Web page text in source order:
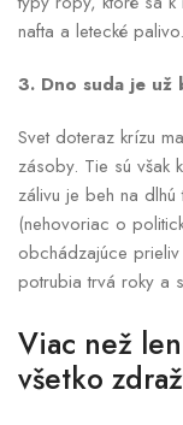
nafta a letecké palivo.
3. Dno suda je už
Svet doteraz krízu
zásoby. Tie sú však
zálivu je beh na
(nehovoriac o
obchádzajúce
potrubia trvá roky a
Viac než
všetko